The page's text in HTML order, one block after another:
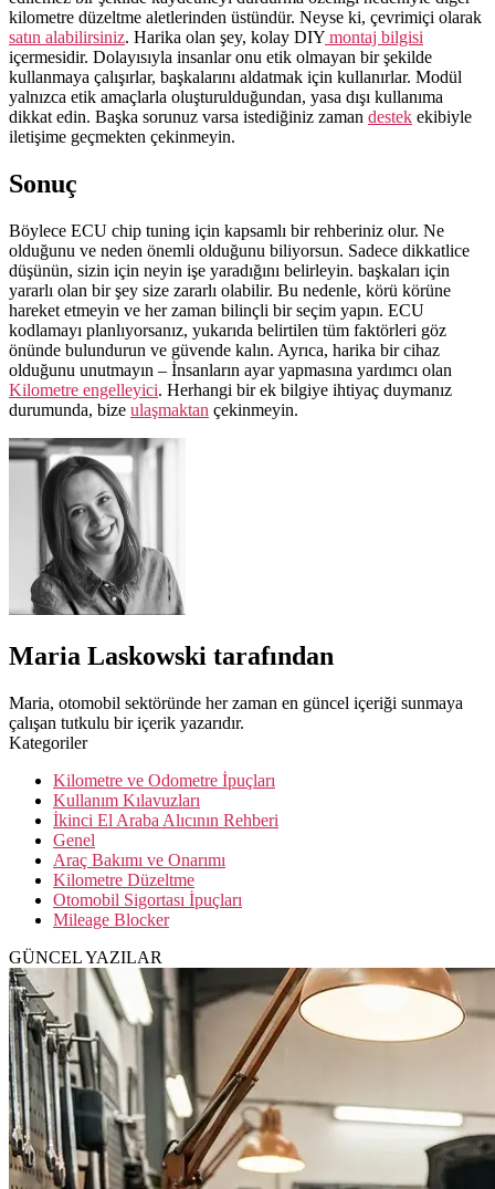
kilometre düzeltme aletlerinden üstündür. Neyse ki, çevrimiçi olarak
satın alabilirsiniz. Harika olan şey, kolay DIY montaj bilgisi
içermesidir. Dolayısıyla insanlar onu etik olmayan bir şekilde
kullanmaya çalışırlar, başkalarını aldatmak için kullanırlar. Modül
yalnızca etik amaçlarla oluşturulduğundan, yasa dışı kullanıma
dikkat edin. Başka sorunuz varsa istediğiniz zaman destek ekibiyle
iletişime geçmekten çekinmeyin.
Sonuç
Böylece ECU chip tuning için kapsamlı bir rehberiniz olur. Ne
olduğunu ve neden önemli olduğunu biliyorsun. Sadece dikkatlice
düşünün, sizin için neyin işe yaradığını belirleyin. başkaları için
yararlı olan bir şey size zararlı olabilir. Bu nedenle, körü körüne
hareket etmeyin ve her zaman bilinçli bir seçim yapın. ECU
kodlamayı planlıyorsanız, yukarıda belirtilen tüm faktörleri göz
önünde bulundurun ve güvende kalın. Ayrıca, harika bir cihaz
olduğunu unutmayın – İnsanların ayar yapmasına yardımcı olan
Kilometre engelleyici. Herhangi bir ek bilgiye ihtiyaç duymanız
durumunda, bize ulaşmaktan çekinmeyin.
Maria Laskowski tarafından
Maria, otomobil sektöründe her zaman en güncel içeriği sunmaya
çalışan tutkulu bir içerik yazarıdır.
Kategoriler
Kilometre ve Odometre İpuçları
Kullanım Kılavuzları
İkinci El Araba Alıcının Rehberi
Genel
Araç Bakımı ve Onarımı
Kilometre Düzeltme
Otomobil Sigortası İpuçları
Mileage Blocker
GÜNCEL YAZILAR